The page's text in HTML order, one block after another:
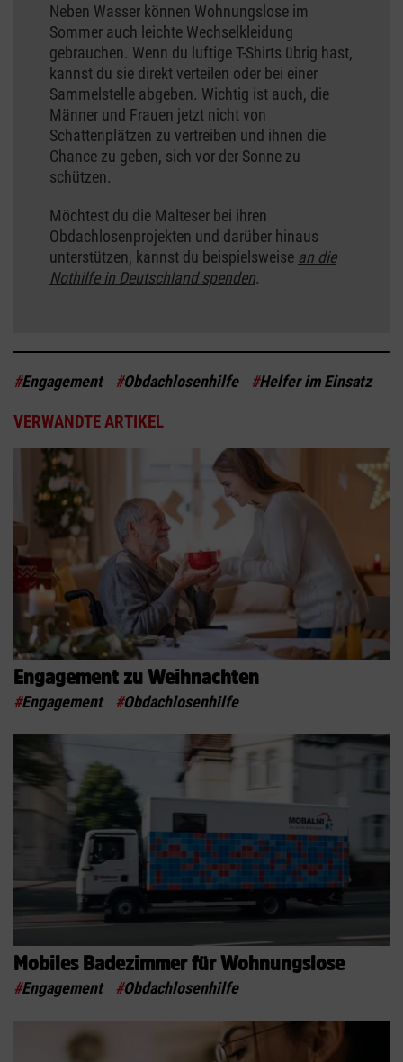
Neben Wasser können Wohnungslose im
Sommer auch leichte Wechselkleidung
gebrauchen. Wenn du luftige T-Shirts übrig hast,
kannst du sie direkt verteilen oder bei einer
Sammelstelle abgeben. Wichtig ist auch, die
Männer und Frauen jetzt nicht von
Schattenplätzen zu vertreiben und ihnen die
Chance zu geben, sich vor der Sonne zu
schützen.
Möchtest du die Malteser bei ihren
Obdachlosenprojekten und darüber hinaus
unterstützen, kannst du beispielsweise an die
Nothilfe in Deutschland spenden.
#Engagement #Obdachlosenhilfe #Helfer im Einsatz
VERWANDTE ARTIKEL
Engagement zu Weihnachten
#Engagement #Obdachlosenhilfe
Mobiles Badezimmer für Wohnungslose
#Engagement #Obdachlosenhilfe